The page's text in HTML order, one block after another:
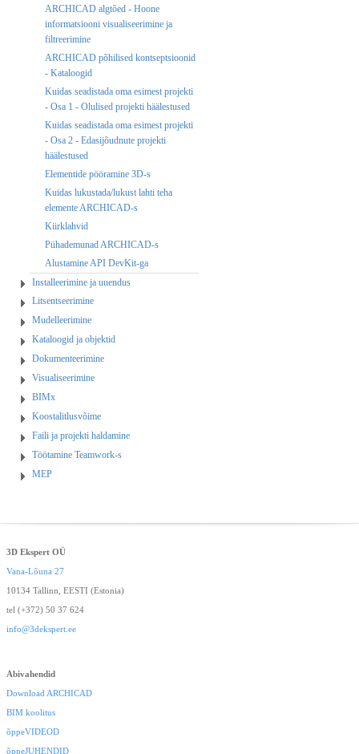
ARCHICAD algtõed - Hoone
informatsiooni visualiseerimine ja
filtreerimine
ARCHICAD põhilised kontseptsioonid
- Kataloogid
Kuidas seadistada oma esimest projekti
- Osa 1 - Olulised projekti häälestused
Kuidas seadistada oma esimest projekti
- Osa 2 - Edasijõudnute projekti
häälestused
Elementide pööramine 3D-s
Kuidas lukustada/lukust lahti teha
elemente ARCHICAD-s
Kiirklahvid
Pühademunad ARCHICAD-s
Alustamine API DevKit-ga
Installeerimine ja uuendus
Litsentseerimine
Mudelleerimine
Kataloogid ja objektid
Dokumenteerimine
Visualiseerimine
BIMx
Koostalitlusvõime
Faili ja projekti haldamine
Töötamine Teamwork-s
MEP
3D Ekspert OÜ
Vana-Lõuna 27
10134 Tallinn, EESTI (Estonia)
tel (+372) 50 37 624
info@3dekspert.ee
Abivahendid
Download ARCHICAD
BIM koolitus
õppeVIDEOD
õppeJUHENDID